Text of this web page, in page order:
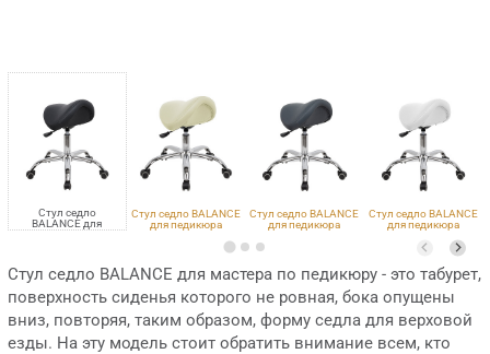
Стул седло
BALANCE для
педикюра низкий
Стул седло BALANCE
для педикюра
Стул седло BALANCE
для педикюра
Стул седло BALANCE
для педикюра
VLK 100, хром
Стул седло BALANCE для мастера по педикюру - это табурет,
поверхность сиденья которого не ровная, бока опущены
вниз, повторяя, таким образом, форму седла для верховой
езды. На эту модель стоит обратить внимание всем, кто